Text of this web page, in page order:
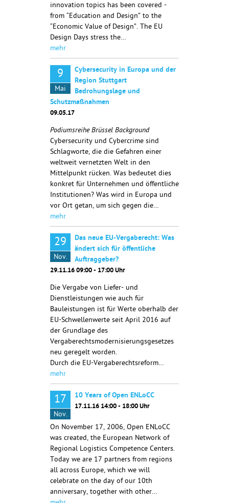
innovation topics has been covered -
from “Education and Design” to the
“Economic Value of Design”. The EU
Design Days stress the…
mehr
9
Mai
Cybersecurity in Europa und der
Region Stuttgart
Bedrohungslage und
Schutzmaßnahmen
09.05.17
Podiumsreihe Brüssel Background
Cybersecurity und Cybercrime sind
Schlagworte, die die Gefahren einer
weltweit vernetzten Welt in den
Mittelpunkt rücken. Was bedeutet dies
konkret für Unternehmen und öffentliche
Institutionen? Was wird in Europa und
vor Ort getan, um sich gegen die…
mehr
29
Nov.
Das neue EU-Vergaberecht: Was
ändert sich für öffentliche
Auftraggeber?
29.11.16 09:00 - 17:00 Uhr
Die Vergabe von Liefer- und
Dienstleistungen wie auch für
Bauleistungen ist für Werte oberhalb der
EU-Schwellenwerte seit April 2016 auf
der Grundlage des
Vergaberechtsmodernisierungsgesetzes
neu geregelt worden.
Durch die EU-Vergaberechtsreform…
mehr
17
Nov.
10 Years of Open ENLoCC
17.11.16 14:00 - 18:00 Uhr
On November 17, 2006, Open ENLoCC
was created, the European Network of
Regional Logistics Competence Centers.
Today we are 17 partners from regions
all across Europe, which we will
celebrate on the day of our 10th
anniversary, together with other…